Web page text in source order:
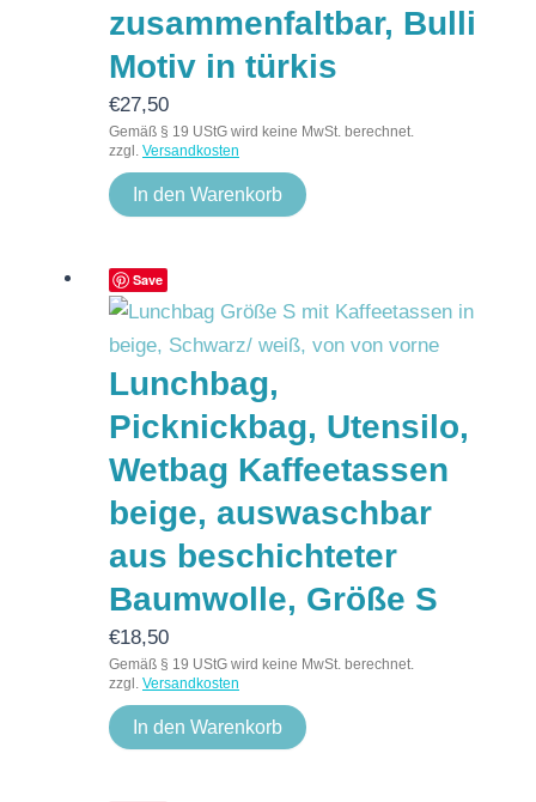
zusammenfaltbar, Bulli
Motiv in türkis
€27,50
Gemäß § 19 UStG wird keine MwSt. berechnet.
zzgl. Versandkosten
In den Warenkorb
Save
Lunchbag,
Picknickbag, Utensilo,
Wetbag Kaffeetassen
beige, auswaschbar
aus beschichteter
Baumwolle, Größe S
€18,50
Gemäß § 19 UStG wird keine MwSt. berechnet.
zzgl. Versandkosten
In den Warenkorb